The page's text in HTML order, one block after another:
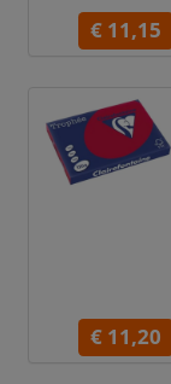
€ 11,15
€ 11,20